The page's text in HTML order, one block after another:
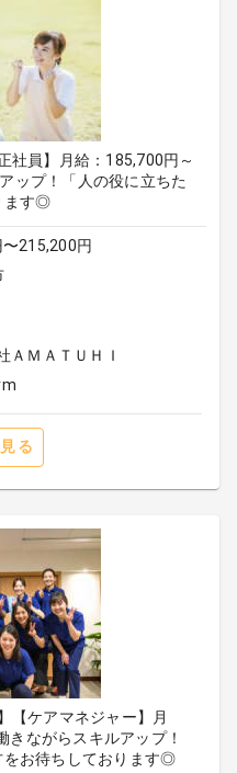
社員】月給：185,700円～
ップ！「人の役に立ちた
ます◎
215,200円
ＡＭＡＴＵＨＩ
る
【ケアマネジャー】月
ながらスキルアップ！
をお待ちしております◎